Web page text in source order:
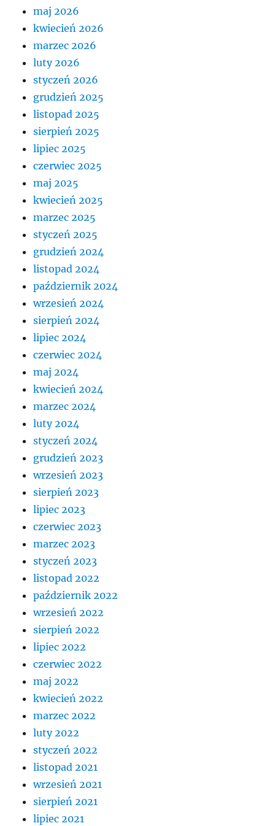
maj 2026
kwiecień 2026
marzec 2026
luty 2026
styczeń 2026
grudzień 2025
listopad 2025
sierpień 2025
lipiec 2025
czerwiec 2025
maj 2025
kwiecień 2025
marzec 2025
styczeń 2025
grudzień 2024
listopad 2024
październik 2024
wrzesień 2024
sierpień 2024
lipiec 2024
czerwiec 2024
maj 2024
kwiecień 2024
marzec 2024
luty 2024
styczeń 2024
grudzień 2023
wrzesień 2023
sierpień 2023
lipiec 2023
czerwiec 2023
marzec 2023
styczeń 2023
listopad 2022
październik 2022
wrzesień 2022
sierpień 2022
lipiec 2022
czerwiec 2022
maj 2022
kwiecień 2022
marzec 2022
luty 2022
styczeń 2022
listopad 2021
wrzesień 2021
sierpień 2021
lipiec 2021